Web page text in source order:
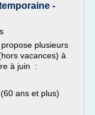
-
plusieurs
vacances) à
à juin :
ans et plus)